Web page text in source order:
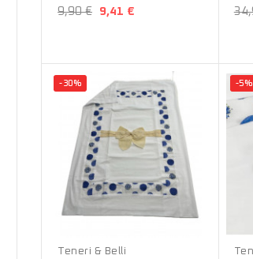
9,90 € 9,41 €
-30%
Teneri & Belli
-5%